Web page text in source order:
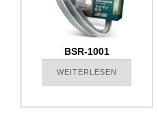
BSR-1001
WEITERLESEN